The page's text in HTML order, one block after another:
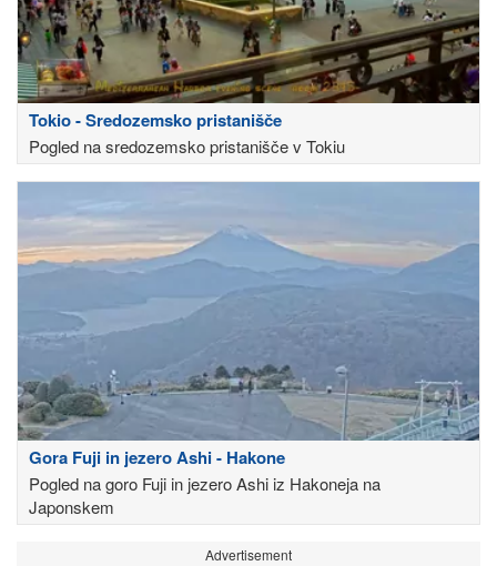
Tokio - Sredozemsko pristanišče
Pogled na sredozemsko pristanišče v Tokiu
Gora Fuji in jezero Ashi - Hakone
Pogled na goro Fuji in jezero Ashi iz Hakoneja na
Japonskem
Advertisement